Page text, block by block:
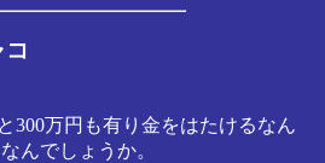
300万円も有り金をはたけるなん
んでしょうか。